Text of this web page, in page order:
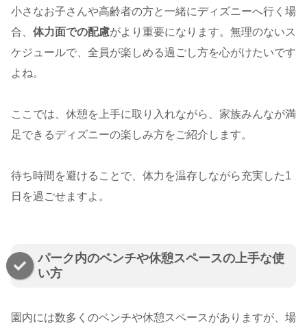
小さなお子さんや高齢者の方と一緒にディズニーへ行く場
合、 体力面での配慮がより重要になります。無理のないス
ケジュールで、全員が楽しめる過ごし方を心がけたいです
よね。
ここでは、休憩を上手に取り入れながら、家族みんなが満
足できるディズニーの楽しみ方をご紹介します。
待ち時間を避けることで、体力を温存しながら充実した1
日を過ごせますよ。
パーク内のベンチや休憩スペースの上手な使
い方
園内には数多くのベンチや休憩スペースがありますが、場